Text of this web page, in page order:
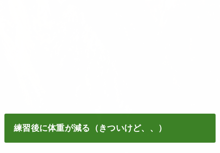
練習後に体重が減る（きついけど、、）